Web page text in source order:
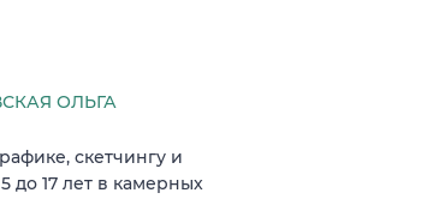
ОЛЬГА
скетчингу и
до 17 лет в камерных